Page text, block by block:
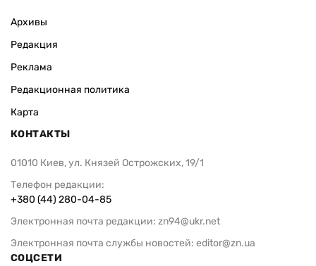
Архивы
Редакция
Реклама
Редакционная политика
Карта
КОНТАКТЫ
01010 Киев, ул. Князей Острожских, 19/1
Телефон редакции:
+380 (44) 280-04-85
Электронная почта редакции: zn94@ukr.net
Электронная почта службы новостей: editor@zn.ua
СОЦСЕТИ